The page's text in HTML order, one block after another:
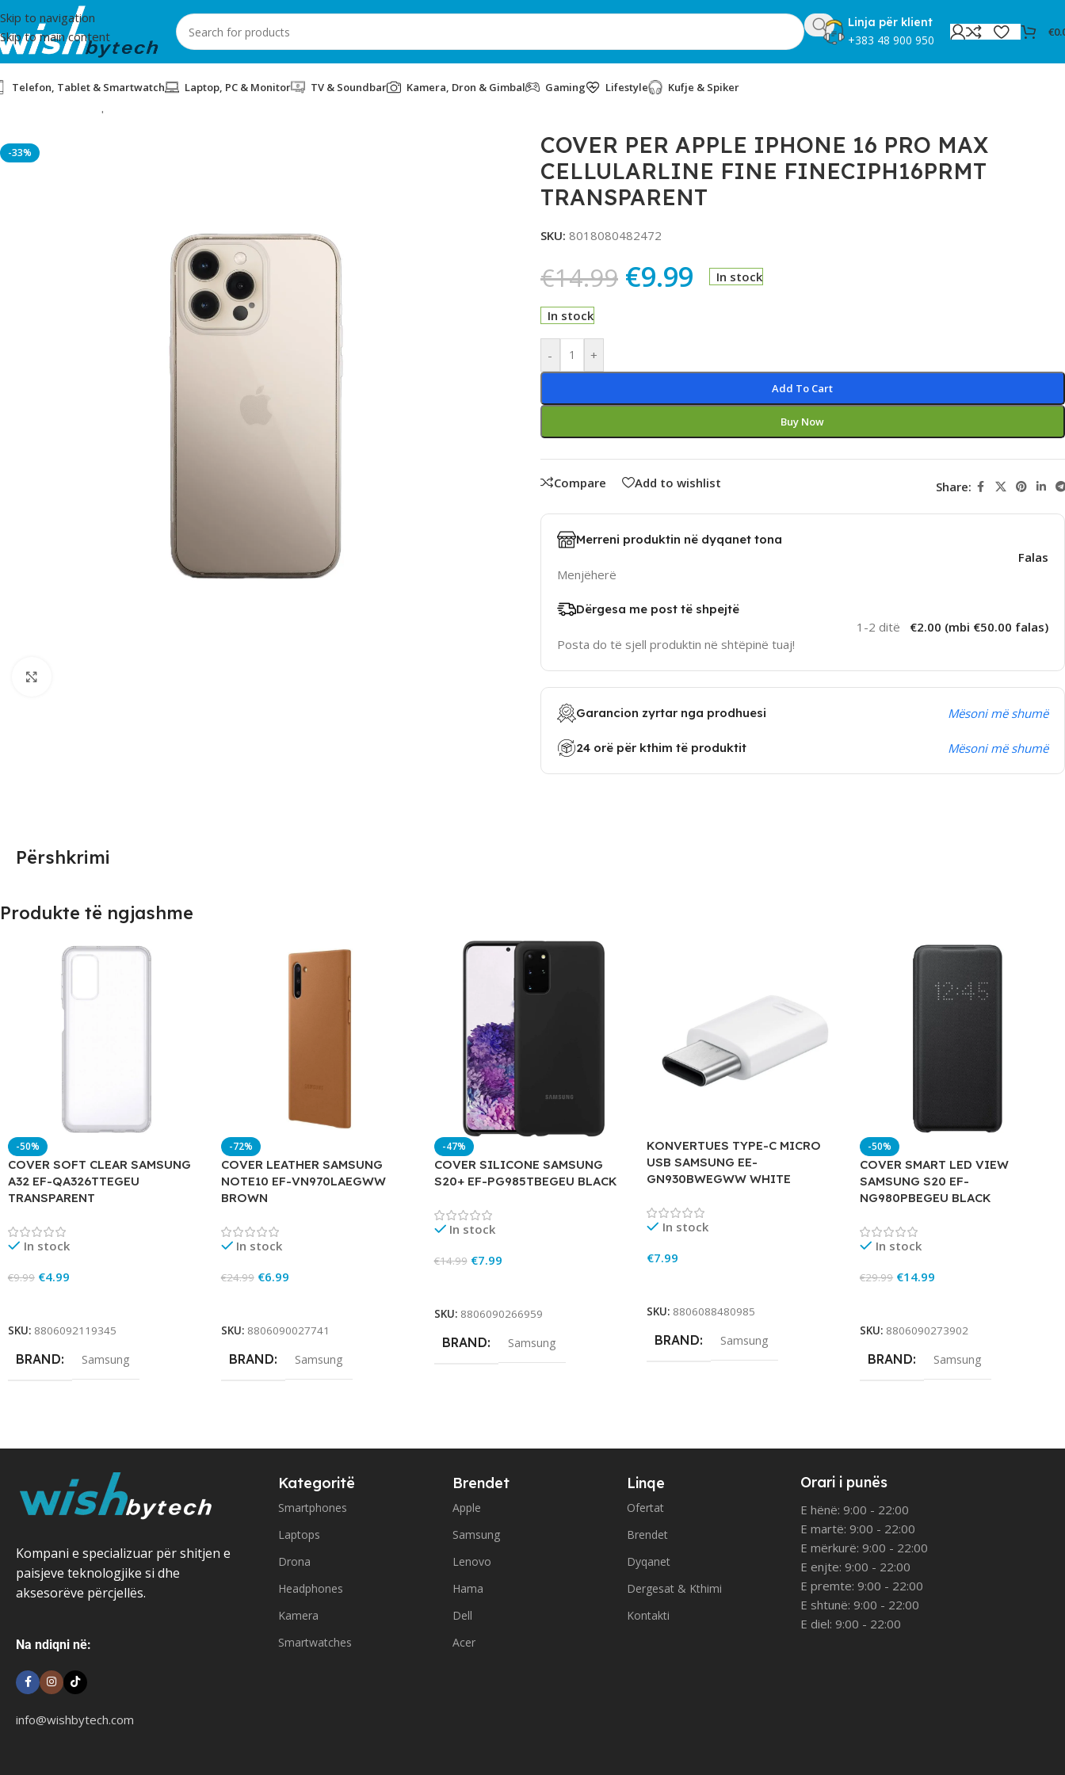
Skip to navigation
Skip to main content
Linja për klient
+383 48 900 950
€
Telefon, Tablet & Smartwatch Laptop, PC & Monitor TV & Soundbar Kamera, Dron & Gimbal Gaming Lifestyle Kufje & Spiker
-33%
COVER PER APPLE IPHONE 16 PRO MAX
CELLULARLINE FINE FINECIPH16PRMT
TRANSPARENT
SKU: 8018080482472
€14.99 €9.99 In stock
In stock
- +
Add To Cart
Buy Now
Alternative:
Compare Add to wishlist Share:
Merreni produktin në dyqanet tona
Menjëherë
Falas
Dërgesa me post të shpejtë
Posta do të sjell produktin në shtëpinë tuaj!
1-2 ditë €2.00 (mbi €50.00 falas)
Garancion zyrtar nga prodhuesi Mësoni më shumë
24 orë për kthim të produktit Mësoni më shumë
Përshkrimi
Produkte të ngjashme
-50%
COVER SOFT CLEAR SAMSUNG
A32 EF-QA326TTEGEU
TRANSPARENT
In stock
€9.99 €4.99
SKU: 8806092119345
BRAND Samsung
-72%
COVER LEATHER SAMSUNG
NOTE10 EF-VN970LAEGWW
BROWN
In stock
€24.99 €6.99
SKU: 8806090027741
BRAND Samsung
-47%
COVER SILICONE SAMSUNG
S20+ EF-PG985TBEGEU BLACK
In stock
€14.99 €7.99
SKU: 8806090266959
BRAND Samsung
KONVERTUES TYPE-C MICRO
USB SAMSUNG EE-
GN930BWEGWW WHITE
In stock
€7.99
SKU: 8806088480985
BRAND Samsung
-50%
COVER SMART LED VIEW
SAMSUNG S20 EF-
NG980PBEGEU BLACK
In stock
€29.99 €14.99
SKU: 8806090273902
BRAND Samsung
Kompani e specializuar për shitjen e
paisjeve teknologjike si dhe
aksesorëve përcjellës.
Na ndiqni në:
info@wishbytech.com
Kategoritë
Smartphones
Laptops
Drona
Headphones
Kamera
Smartwatches
Brendet
Apple
Samsung
Lenovo
Hama
Dell
Acer
Linqe
Ofertat
Brendet
Dyqanet
Dergesat & Kthimi
Kontakti
Orari i punës
E hënë: 9:00 - 22:00
E martë: 9:00 - 22:00
E mërkurë: 9:00 - 22:00
E enjte: 9:00 - 22:00
E premte: 9:00 - 22:00
E shtunë: 9:00 - 22:00
E diel: 9:00 - 22:00